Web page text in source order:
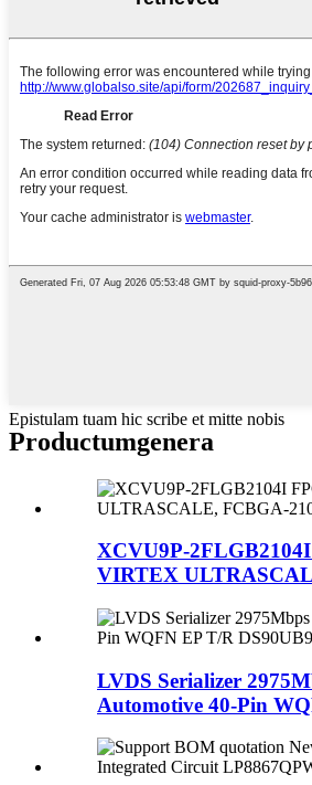
Epistulam tuam hic scribe et mitte nobis
Productumgenera
XCVU9P-
VIRTEX
LVDS Serializer
Automotive 40-Pin